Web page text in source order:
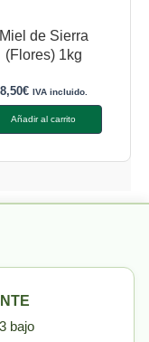
Miel de Sierra
(Flores) 1kg
8,50€ IVA incluido.
Añadir al carrito
bajo